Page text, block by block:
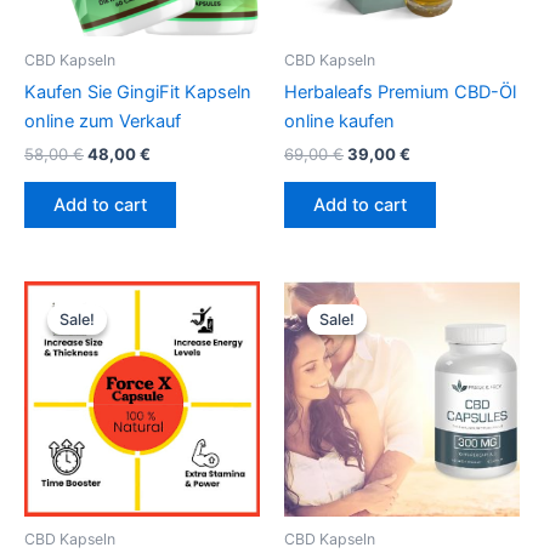
CBD Kapseln
Kaufen Sie GingiFit Kapseln
online zum Verkauf
58,00€48,00€
Add to cart
CBD Kapseln
Herbaleafs Premium CBD-Öl
online kaufen
69,00€39,00€
Add to cart
Sale!
Sale!
CBD Kapseln
Original
price
was:
79,95 €.
Current
59,95 €.
Sale!
Sale!
CBD Kapseln
Original
price
was:
74,95 €.
54,95 €.